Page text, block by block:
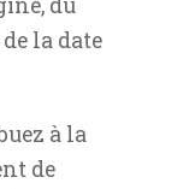
du
la date
à la
de